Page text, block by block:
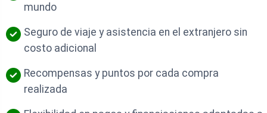
mundo
Seguro de viaje y asistencia en el extranjero sin
costo adicional
Recompensas y puntos por cada compra
realizada